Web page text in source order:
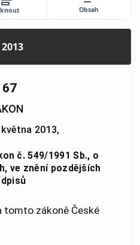
Obsah
2013,
č. 549/1991 Sb., o
ve znění pozdějších
tomto zákoně České